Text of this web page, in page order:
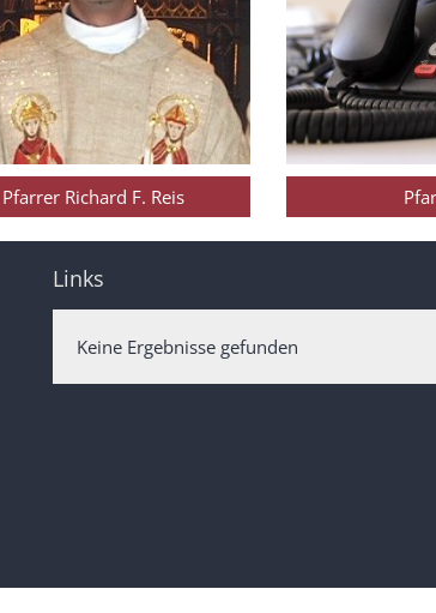
Pfarrer Richard F. Reis
Links
Keine Ergebnisse gefunden